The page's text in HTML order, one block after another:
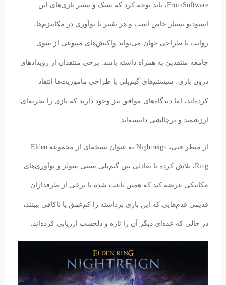
FromSoftware، باید توجه کرد که سبک و بستر بازی‌های این
استودیو بسیار خاص است و هر تغییر یا نوآوری در مکانیزم‌ها،
روایت یا طراحی جهان می‌تواند واکنش‌های متنوعی از سوی
جامعه منتقدین به همراه داشته باشد. برخی منتقدان از رویدادهای
درون بازی، سیستم‌های گیم‌پلی یا طراحی ماموریت‌ها انتقاد
کرده‌اند، اما دیدگاه‌های موافق نیز وجود دارند که بازی را تجربه‌ای
ارزشمند و پرچالشی دانسته‌اند.
از منظر فنی، Nightreign به عنوان نسخه‌ای از مجموعه Elden
Ring، تلاش کرده تا تعادلی بین گیم‌پلی سنتی سولز و نوآوری‌های
مکانیکی عرضه کند که همین باعث شده تا برخی از طرفداران
قدیمی قدم‌هایی که این بازی برداشته را کم‌عمق یا ناکافی ببینند،
در حالی که عده‌ای دیگر آن را تازه و دلچسب ارزیابی کرده‌اند.